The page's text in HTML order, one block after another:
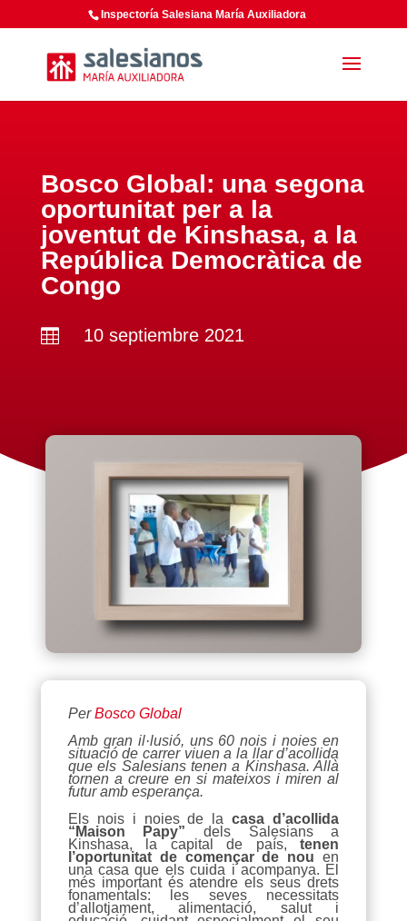
Inspectoría Salesiana María Auxiliadora
Bosco Global: una segona
oportunitat per a la
joventut de Kinshasa, a la
República Democràtica de
Congo
 10 septiembre 2021
PerBosco Global
Amb gran il·lusió, uns 60 nois i noies en
situació de carrer viuen a la llar d’acollida
que els Salesians tenen a Kinshasa. Allà
tornen a creure en si mateixos i miren al
futur amb esperança.
Els nois i noies de lacasa d’acollida
“Maison Papy” dels Salesians a
Kinshasa, la capital de país,tenen
l’oportunitat de començar de nou en
una casa que els cuida i acompanya. El
més important és atendre els seus drets
fonamentals: les seves necessitats
d’allotjament, alimentació, salut i